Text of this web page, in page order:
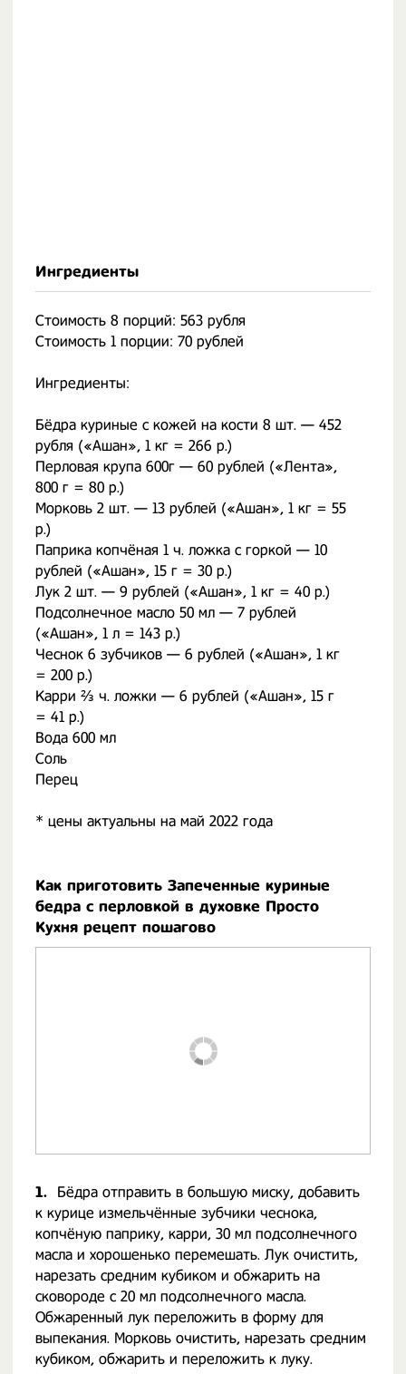
Ингредиенты
Стоимость 8 порций: 563 рубля
Стоимость 1 порции: 70 рублей
Ингредиенты:
Бёдра куриные с кожей на кости 8 шт. — 452
рубля («Ашан», 1 кг = 266 р.)
Перловая крупа 600г — 60 рублей («Лента»,
800 г = 80 р.)
Морковь 2 шт. — 13 рублей («Ашан», 1 кг = 55
р.)
Паприка копчёная 1 ч. ложка с горкой — 10
рублей («Ашан», 15 г = 30 р.)
Лук 2 шт. — 9 рублей («Ашан», 1 кг = 40 р.)
Подсолнечное масло 50 мл — 7 рублей
(«Ашан», 1 л = 143 р.)
Чеснок 6 зубчиков — 6 рублей («Ашан», 1 кг
= 200 р.)
Карри ⅔ ч. ложки — 6 рублей («Ашан», 15 г
= 41 р.)
Вода 600 мл
Соль
Перец
* цены актуальны на май 2022 года
Как приготовить Запеченные куриные
бедра с перловкой в духовке Просто
Кухня рецепт пошагово
1.
Бёдра отправить в большую миску, добавить
к курице измельчённые зубчики чеснока,
копчёную паприку, карри, 30 мл подсолнечного
масла и хорошенько перемешать. Лук очистить,
нарезать средним кубиком и обжарить на
сковороде с 20 мл подсолнечного масла.
Обжаренный лук переложить в форму для
выпекания. Морковь очистить, нарезать средним
кубиком, обжарить и переложить к луку.